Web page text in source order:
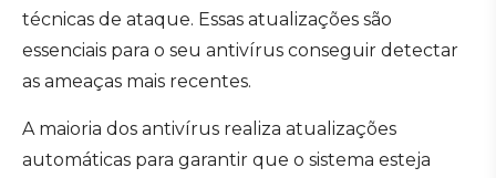
técnicas de ataque. Essas atualizações são
essenciais para o seu antivírus conseguir detectar
as ameaças mais recentes.
A maioria dos antivírus realiza atualizações
automáticas para garantir que o sistema esteja